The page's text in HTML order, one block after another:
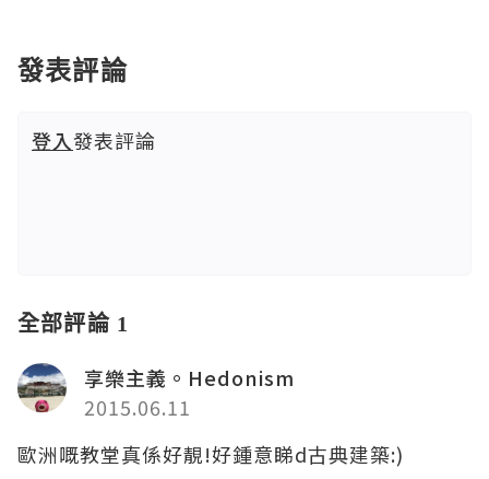
發表評論
登入發表評論
全部評論 1
享樂主義。Hedonism
2015.06.11
歐洲嘅教堂真係好靚!好鍾意睇d古典建築:)